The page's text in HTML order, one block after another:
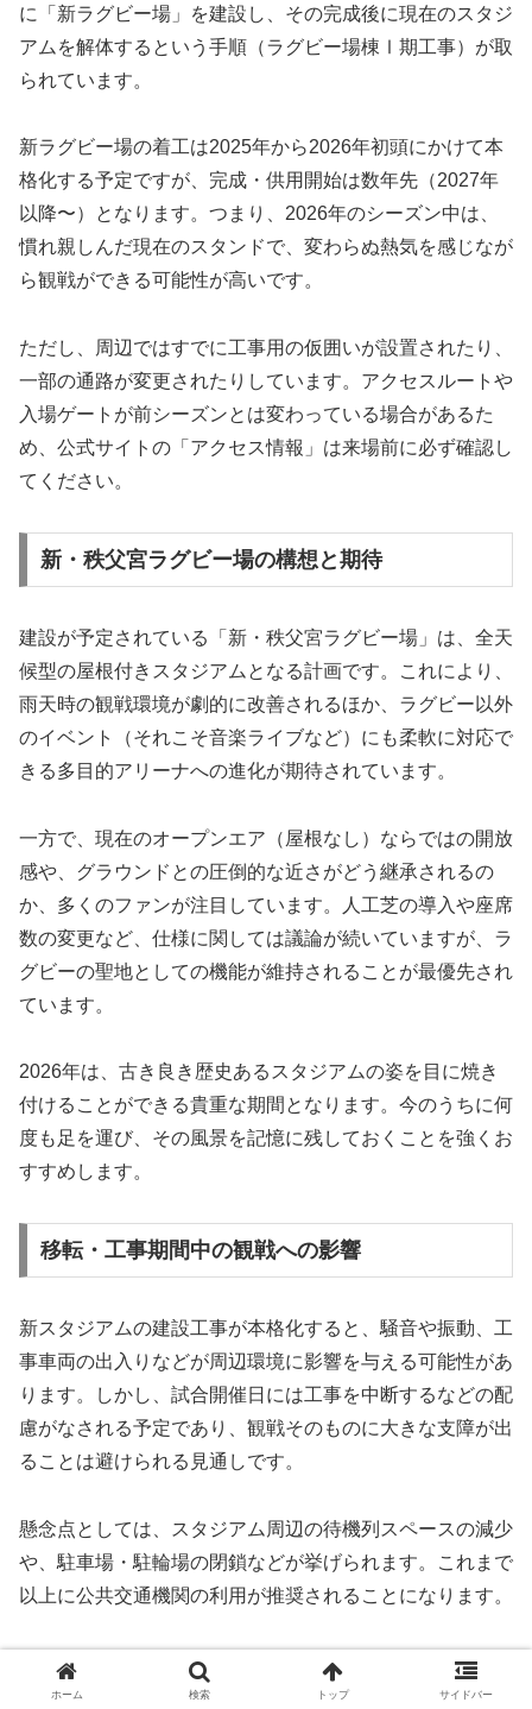
に「新ラグビー場」を建設し、その完成後に現在のスタジ
アムを解体するという手順（ラグビー場棟Ⅰ期工事）が取
られています。
新ラグビー場の着工は2025年から2026年初頭にかけて本
格化する予定ですが、完成・供用開始は数年先（2027年
以降〜）となります。つまり、2026年のシーズン中は、
慣れ親しんだ現在のスタンドで、変わらぬ熱気を感じなが
ら観戦ができる可能性が高いです。
ただし、周辺ではすでに工事用の仮囲いが設置されたり、
一部の通路が変更されたりしています。アクセスルートや
入場ゲートが前シーズンとは変わっている場合があるた
め、公式サイトの「アクセス情報」は来場前に必ず確認し
てください。
新・秩父宮ラグビー場の構想と期待
建設が予定されている「新・秩父宮ラグビー場」は、全天
候型の屋根付きスタジアムとなる計画です。これにより、
雨天時の観戦環境が劇的に改善されるほか、ラグビー以外
のイベント（それこそ音楽ライブなど）にも柔軟に対応で
きる多目的アリーナへの進化が期待されています。
一方で、現在のオープンエア（屋根なし）ならではの開放
感や、グラウンドとの圧倒的な近さがどう継承されるの
か、多くのファンが注目しています。人工芝の導入や座席
数の変更など、仕様に関しては議論が続いていますが、ラ
グビーの聖地としての機能が維持されることが最優先され
ています。
2026年は、古き良き歴史あるスタジアムの姿を目に焼き
付けることができる貴重な期間となります。今のうちに何
度も足を運び、その風景を記憶に残しておくことを強くお
すすめします。
移転・工事期間中の観戦への影響
新スタジアムの建設工事が本格化すると、騒音や振動、工
事車両の出入りなどが周辺環境に影響を与える可能性があ
ります。しかし、試合開催日には工事を中断するなどの配
慮がなされる予定であり、観戦そのものに大きな支障が出
ることは避けられる見通しです。
懸念点としては、スタジアム周辺の待機列スペースの減少
や、駐車場・駐輪場の閉鎖などが挙げられます。これまで
以上に公共交通機関の利用が推奨されることになります。
また、工事の進捗状況によっては、シーズン途中で使用で
きるゲートが制限されたり、座席の一部が閉鎖されたりす
ホーム 検索 トップ サイドバー